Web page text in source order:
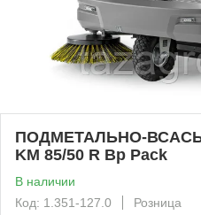
ПОДМЕТАЛЬНО-
KM 85/50 R Bp Pack
В наличии
Код: 1.351-127.0
Розница